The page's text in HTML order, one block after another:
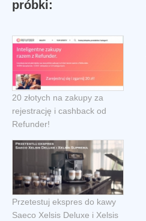
próbki:
20 złotych na zakupy za
rejestrację i cashback od
Refunder!
Przetestuj ekspres do kawy
Saeco Xelsis Deluxe i Xelsis